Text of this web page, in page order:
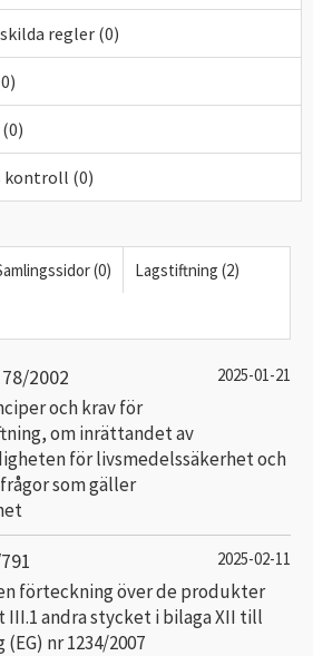
regler (0)
kontroll (0)
(0) Lagstiftning (2)
2002 2025-01-21
och krav för
om inrättandet av
för livsmedelssäkerhet och
som gäller
2025-02-11
förteckning över de produkter
III.1 andra stycket i bilaga XII till
nr 1234/2007